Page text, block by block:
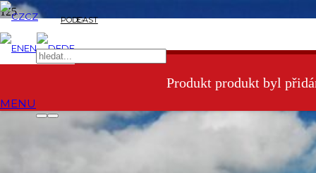
CZ
EN DE
PODCAST
E-
SHOP
MENU
Produkt produkt byl